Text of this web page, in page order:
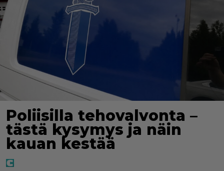
Poliisilla tehovalvonta –
tästä kysymys ja näin
kauan kestää